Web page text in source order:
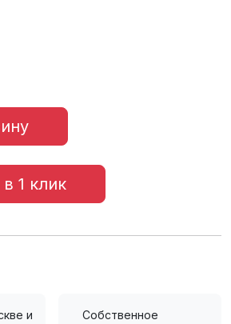
1 клик
и
Собственное